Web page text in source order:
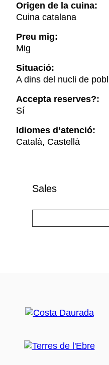
Origen de la cuina:
Cuina catalana
Preu mig:
Mig
Situació:
A dins del nucli de
Accepta reserves?:
Sí
Idiomes d’atenció:
Català, Castellà
Sales